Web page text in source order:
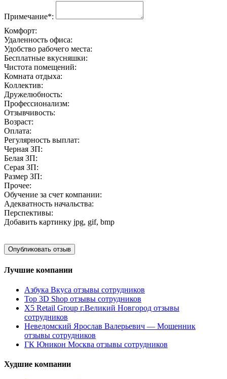
Примечание*:
Комфорт:
Удаленность офиса:
Удобство рабочего места:
Бесплатные вкусняшки:
Чистота помещений:
Комната отдыха:
Коллектив:
Дружелюбность:
Профессионализм:
Отзывчивость:
Возраст:
Оплата:
Регулярность выплат:
Черная ЗП:
Белая ЗП:
Серая ЗП:
Размер ЗП:
Прочее:
Обучение за счет компании:
Адекватность начальства:
Перспективы:
Добавить картинку jpg, gif, bmp
Лучшие компании
Азбука Вкуса отзывы сотрудников
Top 3D Shop отзывы сотрудников
X5 Retail Group г.Великий Новгород отзывы
сотрудников
Неведомский Ярослав Валерьевич — Мошенник
отзывы сотрудников
ГК Юникон Москва отзывы сотрудников
Худшие компании